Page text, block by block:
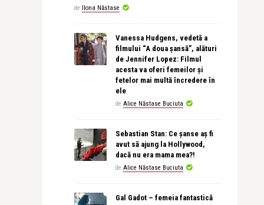
de Ilona Năstase
Vanessa Hudgens, vedetă a
filmului “A doua șansă”, alături
de Jennifer Lopez: Filmul
acesta va oferi femeilor și
fetelor mai multă încredere în
ele
de Alice Năstase Buciuta
Sebastian Stan: Ce șanse aș fi
avut să ajung la Hollywood,
dacă nu era mama mea?!
de Alice Năstase Buciuta
Gal Gadot – femeia fantastică